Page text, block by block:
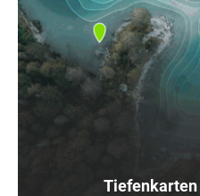
Tiefenkarten